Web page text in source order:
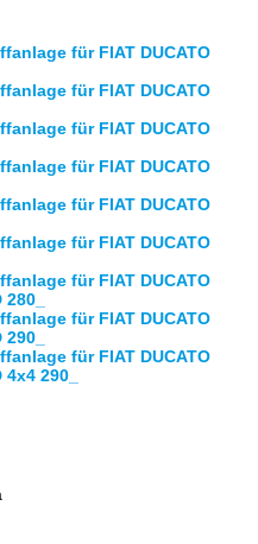
für FIAT DUCATO
für FIAT DUCATO
für FIAT DUCATO
für FIAT DUCATO
für FIAT DUCATO
für FIAT DUCATO
für FIAT DUCATO
für FIAT DUCATO
für FIAT DUCATO
290_